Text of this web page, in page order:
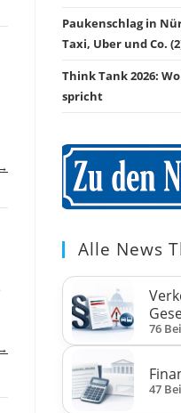
Paukenschlag in
Taxi, Uber und Co.
Think Tank 2026:
spricht
Alle News
76
47